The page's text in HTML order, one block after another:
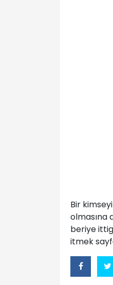
Bir
olmasına
beriye
itmek